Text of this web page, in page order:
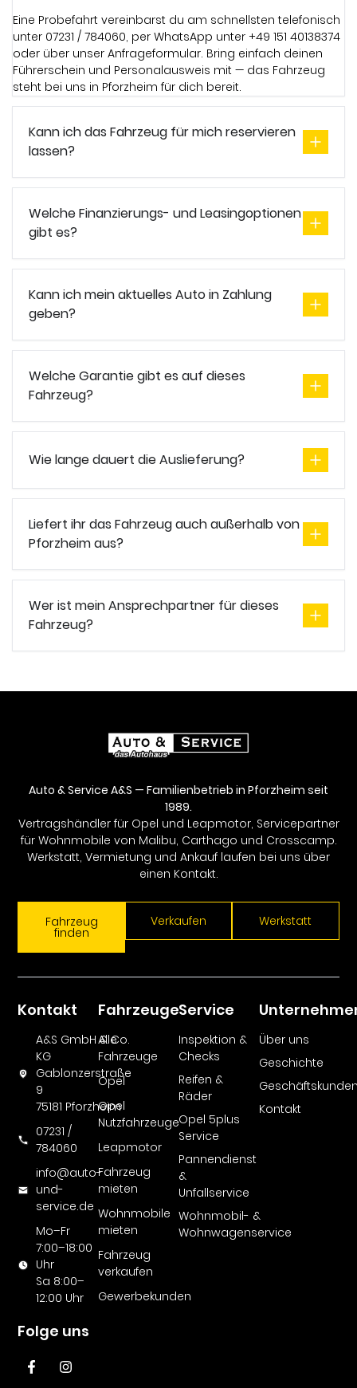
Eine Probefahrt vereinbarst du am schnellsten telefonisch
unter 07231 / 784060, per WhatsApp unter +49 151 40138374
oder über unser Anfrageformular. Bring einfach deinen
Führerschein und Personalausweis mit — das Fahrzeug
steht bei uns in Pforzheim für dich bereit.
Kann ich das Fahrzeug für mich reservieren
lassen?
Welche Finanzierungs- und Leasingoptionen
gibt es?
Kann ich mein aktuelles Auto in Zahlung
geben?
Welche Garantie gibt es auf dieses
Fahrzeug?
Wie lange dauert die Auslieferung?
Liefert ihr das Fahrzeug auch außerhalb von
Pforzheim aus?
Wer ist mein Ansprechpartner für dieses
Fahrzeug?
Auto & Service A&S — Familienbetrieb in Pforzheim seit
1989.
Vertragshändler für Opel und Leapmotor, Servicepartner
für Wohnmobile von Malibu, Carthago und Crosscamp.
Werkstatt, Vermietung und Ankauf laufen bei uns über
einen Kontakt.
Fahrzeug
finden
Verkaufen Werkstatt
Kontakt
A&S GmbH & Co.
KG
Gablonzerstraße
9
75181 Pforzheim
07231 /
784060
info@auto-
und-
service.de
Mo–Fr
7:00–18:00
Uhr
Sa 8:00–
12:00 Uhr
Folge uns
Fahrzeuge
Alle
Fahrzeuge
Opel
Opel
Nutzfahrzeuge
Leapmotor
Fahrzeug
mieten
Wohnmobile
mieten
Fahrzeug
verkaufen
Gewerbekunden
Service
Inspektion &
Checks
Reifen &
Räder
Opel 5plus
Service
Pannendienst
&
Unfallservice
Wohnmobil- &
Wohnwagenservice
Über uns
Geschichte
Kontakt